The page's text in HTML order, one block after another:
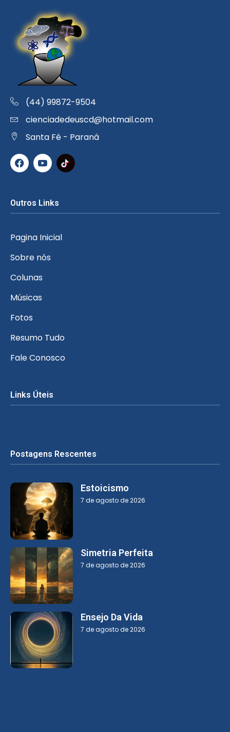
(44) 99872-9504
cienciadedeuscd@hotmail.com
Santa Fé - Paraná
Outros Links
Pagina Inicial
Sobre nós
Colunas
Músicas
Fotos
Resumo Tudo
Fale Conosco
Links Úteis
Postagens Rescentes
Estoicismo
7 de agosto de 2026
Simetria Perfeita
7 de agosto de 2026
Ensejo Da Vida
7 de agosto de 2026